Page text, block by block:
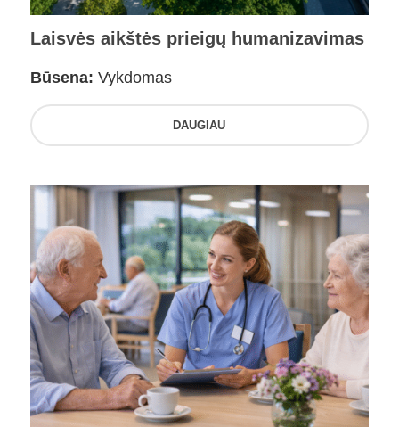
Laisvės aikštės prieigų humanizavimas
Būsena: Vykdomas
DAUGIAU